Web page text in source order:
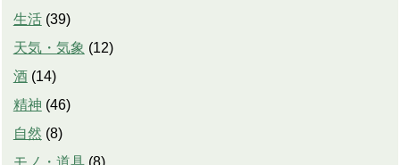
生活 (39)
天気・気象 (12)
酒 (14)
精神 (46)
自然 (8)